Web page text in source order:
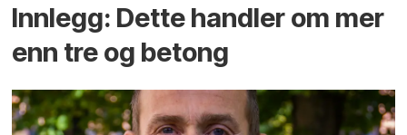
Innlegg: Dette handler om mer
enn tre og betong